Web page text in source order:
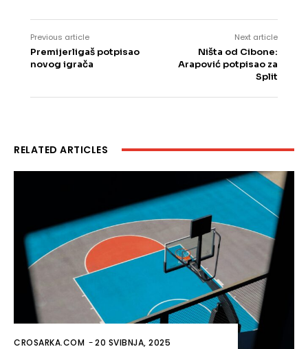
Previous article
Premijerligaš potpisao
novog igrača
Next article
Ništa od Cibone:
Arapović potpisao za
Split
RELATED ARTICLES
CROSARKA.COM -20 SVIBNJA, 2025